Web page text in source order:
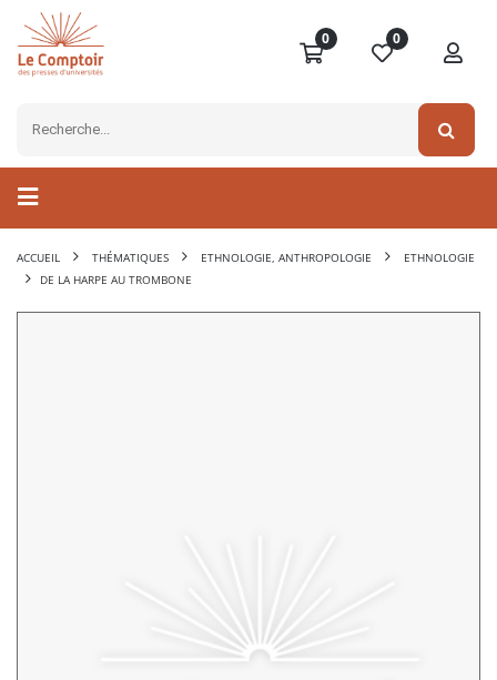
0 0
ACCUEIL THÉMATIQUES ETHNOLOGIE, ANTHROPOLOGIE
ETHNOLOGIE
DE LA HARPE AU TROMBONE